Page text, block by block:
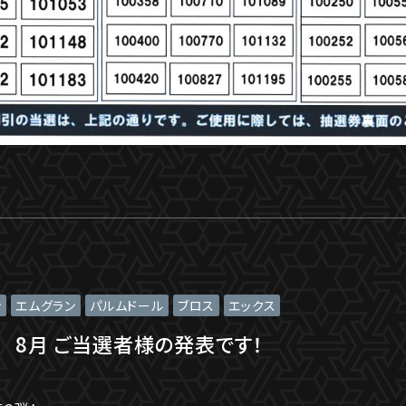
エムグラン パルムドール ブロス エックス
ご当選者様の発表です！